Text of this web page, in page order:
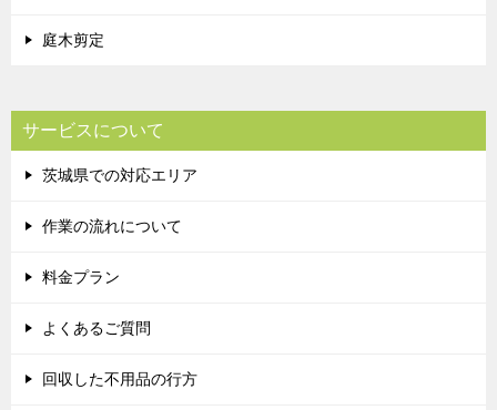
庭木剪定
サービスについて
茨城県での対応エリア
作業の流れについて
料金プラン
よくあるご質問
回収した不用品の行方